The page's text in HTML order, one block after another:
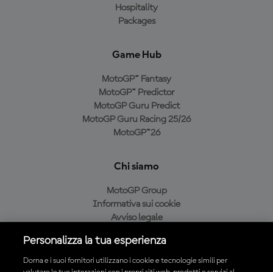
Hospitality
Packages
Game Hub
MotoGP™ Fantasy
MotoGP™ Predictor
MotoGP Guru Predict
MotoGP Guru Racing 25/26
MotoGP™26
Chi siamo
MotoGP Group
Informativa sui cookie
Avviso legale
Condizioni di acquisto
Personalizza la tua esperienza
Dorna e i suoi fornitori utilizzano i cookie e tecnologie simili per